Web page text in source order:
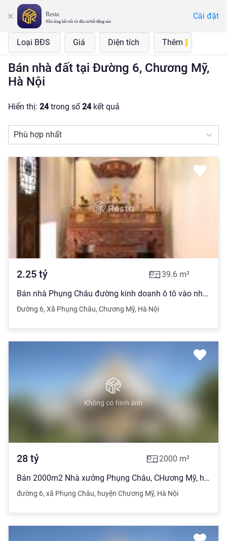
Resta
Nền tảng kết nối và đầu tư bất động sản
Cài đặt
Loại BĐS Giá Diện tích Thêm
Bán nhà đất tại Đường 6, Chương Mỹ,
Hà Nội
Hiển thị: 24trong số24 kết quả
Phù hợp nhất
2.25 tỷ 39.6 m²
Bán nhà Phụng Châu đường kinh doanh ô tô vào nhà 3,5 tầng 39.1- 39,6 m2 view đẹp. Hỗ trợ trả góp
Đường 6, Xã Phụng Châu, Chương Mỹ, Hà Nội
28 tỷ 2000 m²
Bán 2000m2 Nhà xưởng Phụng Châu, CHương Mỹ, hà Nội
đường 6, xã Phụng Châu, huyện Chương Mỹ, Hà Nội